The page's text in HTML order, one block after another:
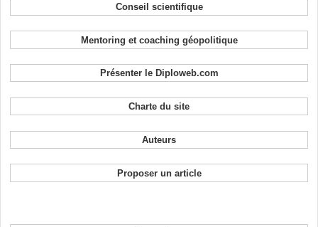
Conseil scientifique
Mentoring et coaching géopolitique
Présenter le Diploweb.com
Charte du site
Auteurs
Proposer un article